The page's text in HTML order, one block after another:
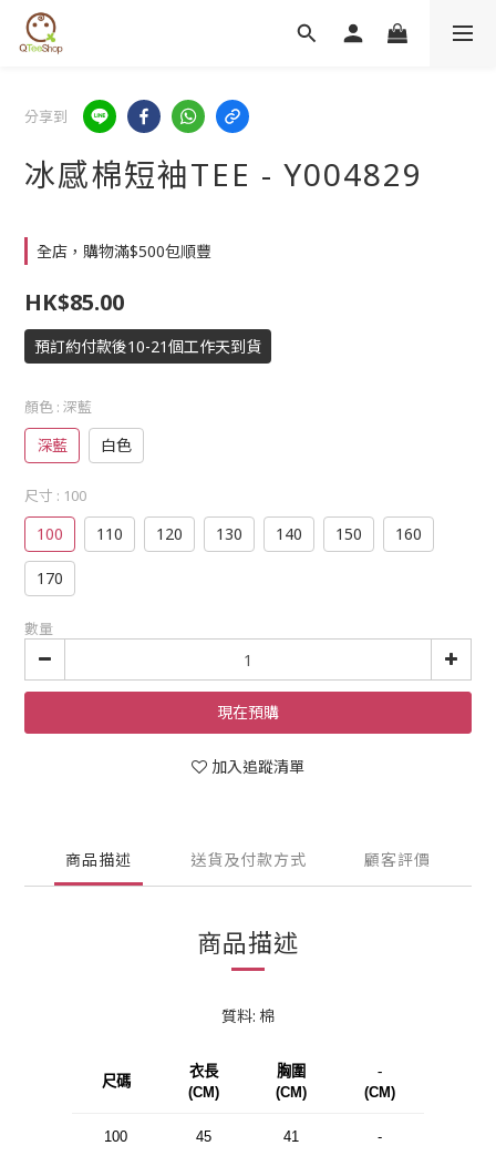
分享到
冰感棉短袖TEE - Y004829
全店，購物滿$500包順豐
HK$85.00
預訂約付款後10-21個工作天到貨
顏色 : 深藍
深藍 白色
尺寸 : 100
100 110 120 130 140 150 160
170
數量
現在預購
加入追蹤清單
商品描述 送貨及付款方式 顧客評價
商品描述
質料: 棉
尺碼
衣長
(CM)
胸圍
(CM)
-
(CM)
100 45 41 -